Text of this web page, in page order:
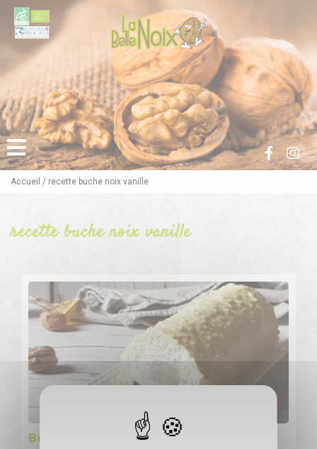
Accueil / recette buche noix vanille
recette buche noix vanille
Bûche sans gluten noix et vanille